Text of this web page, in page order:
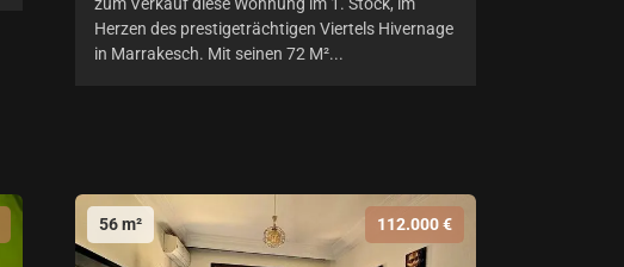
Herzen des prestigeträchtigen Viertels Hivernage
in Marrakesch. Mit seinen 72 M²...
56 m² 112.000 €